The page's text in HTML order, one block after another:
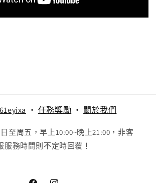
‧ 任務獎勵 ‧ 關於我們
至周五，早上10:00~晚上21:00，非客
服務時間則不定時回覆！